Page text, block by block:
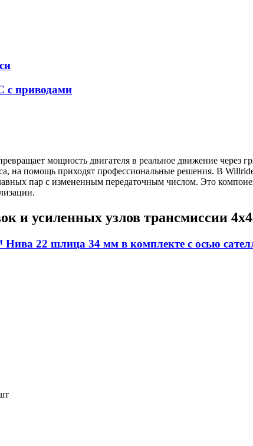
приводами
мощность двигателя в реальное движение
на помощь приходят профессиональные решения. В
пар с измененным передаточным числом. Это
и усиленных узлов трансмиссии 4х4
22 шлица 34 мм в комплекте с осью